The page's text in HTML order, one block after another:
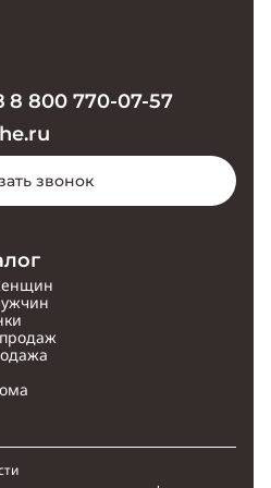
8 800 770-07-57
звонок